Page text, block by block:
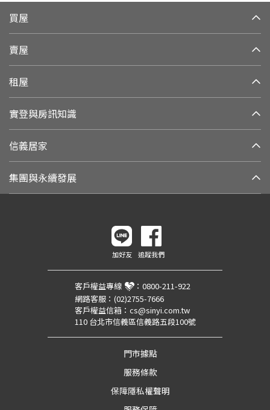
買屋
賣屋
租屋
實登與房訊知識
信義居家
集團與永續發展
加好友 追蹤我們
客戶權益專線 ： 0800-211-922
網路客服： (02)2755-7666
客戶權益信箱： cs@sinyi.com.tw
110 台北市信義區信義路五段100號
門市據點
服務條款
保障隱私權聲明